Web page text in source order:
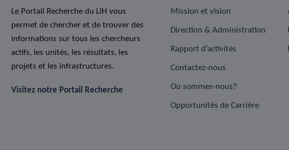
Le Portail Recherche du LIH vous
permet de chercher et de trouver des
informations sur tous les chercheurs
actifs, les unités, les résultats, les
projets et les infrastructures.
Visitez notre Portail Recherche
Mission et vision
Direction & Administration
Rapport d’activités
Contactez-nous
Où sommes-nous?
Opportunités de Carrière